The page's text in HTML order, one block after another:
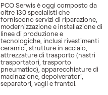
PCO Serwis è oggi composto da
oltre 130 specialisti che
forniscono servizi di riparazione,
modernizzazione e installazione di
linee di produzione e
tecnologiche, inclusi rivestimenti
ceramici, strutture in acciaio,
attrezzature di trasporto (nastri
trasportatori, trasporto
pneumatico), apparecchiature di
macinazione, depolveratori,
separatori, vagli e frantoi.